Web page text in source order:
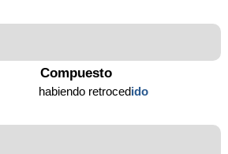
Compuesto
habiendo retrocedido